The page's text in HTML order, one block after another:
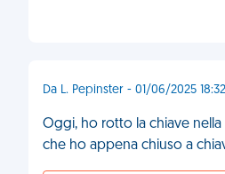
Da L. Pepinster - 01/06/2025 18:32
Oggi, ho rotto la chiave nella
che ho appena chiuso a